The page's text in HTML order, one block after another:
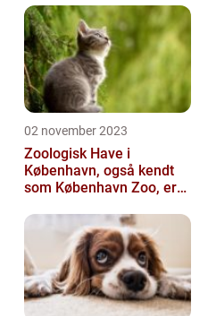
02 november 2023
Zoologisk Have i
København, også kendt
som København Zoo, er
og mest populære ...